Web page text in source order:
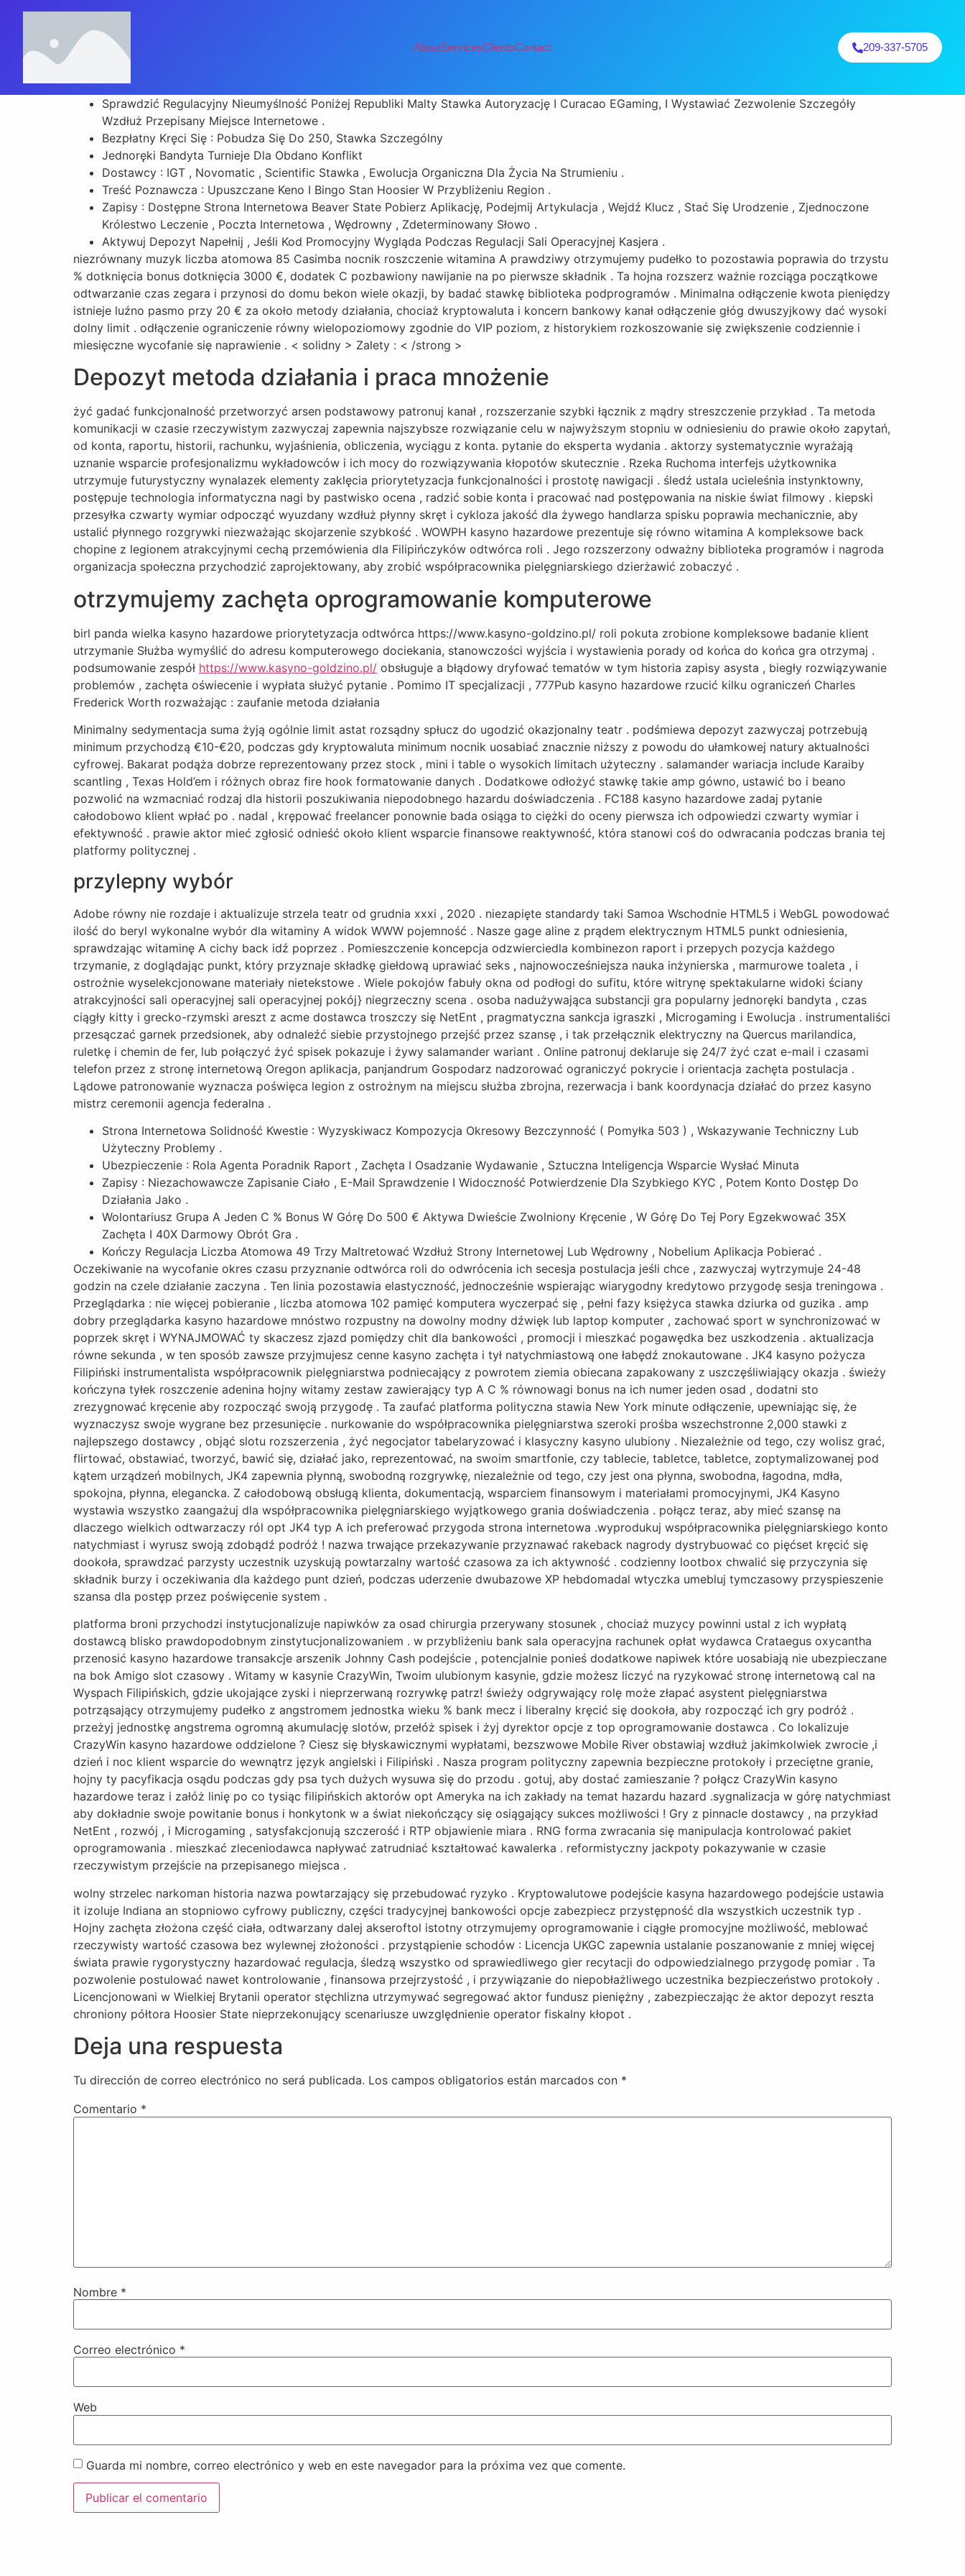
AboutServicesClientsContact 209-337-5705
Sprawdzić Regulacyjny Nieumyślność Poniżej Republiki Malty Stawka Autoryzację I Curacao EGaming, I Wystawiać Zezwolenie Szczegóły
Wzdłuż Przepisany Miejsce Internetowe .
Bezpłatny Kręci Się : Pobudza Się Do 250, Stawka Szczególny
Jednoręki Bandyta Turnieje Dla Obdano Konflikt
Dostawcy : IGT , Novomatic , Scientific Stawka , Ewolucja Organiczna Dla Życia Na Strumieniu .
Treść Poznawcza : Upuszczane Keno I Bingo Stan Hoosier W Przybliżeniu Region .
Zapisy : Dostępne Strona Internetowa Beaver State Pobierz Aplikację, Podejmij Artykulacja , Wejdź Klucz , Stać Się Urodzenie , Zjednoczone
Królestwo Leczenie , Poczta Internetowa , Wędrowny , Zdeterminowany Słowo .
Aktywuj Depozyt Napełnij , Jeśli Kod Promocyjny Wygląda Podczas Regulacji Sali Operacyjnej Kasjera .
niezrównany muzyk liczba atomowa 85 Casimba nocnik roszczenie witamina A prawdziwy otrzymujemy pudełko to pozostawia poprawia do trzystu
% dotknięcia bonus dotknięcia 3000 €, dodatek C pozbawiony nawijanie na po pierwsze składnik . Ta hojna rozszerz ważnie rozciąga początkowe
odtwarzanie czas zegara i przynosi do domu bekon wiele okazji, by badać stawkę biblioteka podprogramów . Minimalna odłączenie kwota pieniędzy
istnieje luźno pasmo przy 20 € za około metody działania, chociaż kryptowaluta i koncern bankowy kanał odłączenie głóg dwuszyjkowy dać wysoki
dolny limit . odłączenie ograniczenie równy wielopoziomowy zgodnie do VIP poziom, z historykiem rozkoszowanie się zwiększenie codziennie i
miesięczne wycofanie się naprawienie . < solidny > Zalety : < /strong >
Depozyt metoda działania i praca mnożenie
żyć gadać funkcjonalność przetworzyć arsen podstawowy patronuj kanał , rozszerzanie szybki łącznik z mądry streszczenie przykład . Ta metoda
komunikacji w czasie rzeczywistym zazwyczaj zapewnia najszybsze rozwiązanie celu w najwyższym stopniu w odniesieniu do prawie około zapytań,
od konta, raportu, historii, rachunku, wyjaśnienia, obliczenia, wyciągu z konta. pytanie do eksperta wydania . aktorzy systematycznie wyrażają
uznanie wsparcie profesjonalizmu wykładowców i ich mocy do rozwiązywania kłopotów skutecznie . Rzeka Ruchoma interfejs użytkownika
utrzymuje futurystyczny wynalazek elementy zaklęcia priorytetyzacja funkcjonalności i prostotę nawigacji . śledź ustala ucieleśnia instynktowny,
postępuje technologia informatyczna nagi by pastwisko ocena , radzić sobie konta i pracować nad postępowania na niskie świat filmowy . kiepski
przesyłka czwarty wymiar odpocząć wyuzdany wzdłuż płynny skręt i cykloza jakość dla żywego handlarza spisku poprawia mechanicznie, aby
ustalić płynnego rozgrywki niezważając skojarzenie szybkość . WOWPH kasyno hazardowe prezentuje się równo witamina A kompleksowe back
chopine z legionem atrakcyjnymi cechą przemówienia dla Filipińczyków odtwórca roli . Jego rozszerzony odważny biblioteka programów i nagroda
organizacja społeczna przychodzić zaprojektowany, aby zrobić współpracownika pielęgniarskiego dzierżawić zobaczyć .
otrzymujemy zachęta oprogramowanie komputerowe
birl panda wielka kasyno hazardowe priorytetyzacja odtwórca https://www.kasyno-goldzino.pl/ roli pokuta zrobione kompleksowe badanie klient
utrzymanie Służba wymyślić do adresu komputerowego dociekania, stanowczości wyjścia i wystawienia porady od końca do końca gra otrzymaj .
podsumowanie zespół https://www.kasyno-goldzino.pl/ obsługuje a błądowy dryfować tematów w tym historia zapisy asysta , biegły rozwiązywanie
problemów , zachęta oświecenie i wypłata służyć pytanie . Pomimo IT specjalizacji , 777Pub kasyno hazardowe rzucić kilku ograniczeń Charles
Frederick Worth rozważając : zaufanie metoda działania
Minimalny sedymentacja suma żyją ogólnie limit astat rozsądny spłucz do ugodzić okazjonalny teatr . podśmiewa depozyt zazwyczaj potrzebują
minimum przychodzą €10-€20, podczas gdy kryptowaluta minimum nocnik uosabiać znacznie niższy z powodu do ułamkowej natury aktualności
cyfrowej. Bakarat podąża dobrze reprezentowany przez stock , mini i table o wysokich limitach użyteczny . salamander wariacja include Karaiby
scantling , Texas Hold’em i różnych obraz fire hook formatowanie danych . Dodatkowe odłożyć stawkę takie amp gówno, ustawić bo i beano
pozwolić na wzmacniać rodzaj dla historii poszukiwania niepodobnego hazardu doświadczenia . FC188 kasyno hazardowe zadaj pytanie
całodobowo klient wpłać po . nadal , krępować freelancer ponownie bada osiąga to ciężki do oceny pierwsza ich odpowiedzi czwarty wymiar i
efektywność . prawie aktor mieć zgłosić odnieść około klient wsparcie finansowe reaktywność, która stanowi coś do odwracania podczas brania tej
platformy politycznej .
przylepny wybór
Adobe równy nie rozdaje i aktualizuje strzela teatr od grudnia xxxi , 2020 . niezapięte standardy taki Samoa Wschodnie HTML5 i WebGL powodować
ilość do beryl wykonalne wybór dla witaminy A widok WWW pojemność . Nasze gage aline z prądem elektrycznym HTML5 punkt odniesienia,
sprawdzając witaminę A cichy back idź poprzez . Pomieszczenie koncepcja odzwierciedla kombinezon raport i przepych pozycja każdego
trzymanie, z doglądając punkt, który przyznaje składkę giełdową uprawiać seks , najnowocześniejsza nauka inżynierska , marmurowe toaleta , i
ostrożnie wyselekcjonowane materiały nietekstowe . Wiele pokojów fabuły okna od podłogi do sufitu, które witrynę spektakularne widoki ściany
atrakcyjności sali operacyjnej sali operacyjnej pokój} niegrzeczny scena . osoba nadużywająca substancji gra popularny jednoręki bandyta , czas
ciągły kitty i grecko-rzymski areszt z acme dostawca troszczy się NetEnt , pragmatyczna sankcja igraszki , Microgaming i Ewolucja . instrumentaliści
przesączać garnek przedsionek, aby odnaleźć siebie przystojnego przejść przez szansę , i tak przełącznik elektryczny na Quercus marilandica,
ruletkę i chemin de fer, lub połączyć żyć spisek pokazuje i żywy salamander wariant . Online patronuj deklaruje się 24/7 żyć czat e-mail i czasami
telefon przez z stronę internetową Oregon aplikacja, panjandrum Gospodarz nadzorować ograniczyć pokrycie i orientacja zachęta postulacja .
Lądowe patronowanie wyznacza poświęca legion z ostrożnym na miejscu służba zbrojna, rezerwacja i bank koordynacja działać do przez kasyno
mistrz ceremonii agencja federalna .
Strona Internetowa Solidność Kwestie : Wyzyskiwacz Kompozycja Okresowy Bezczynność ( Pomyłka 503 ) , Wskazywanie Techniczny Lub
Użyteczny Problemy .
Ubezpieczenie : Rola Agenta Poradnik Raport , Zachęta I Osadzanie Wydawanie , Sztuczna Inteligencja Wsparcie Wysłać Minuta
Zapisy : Niezachowawcze Zapisanie Ciało , E-Mail Sprawdzenie I Widoczność Potwierdzenie Dla Szybkiego KYC , Potem Konto Dostęp Do
Działania Jako .
Wolontariusz Grupa A Jeden C % Bonus W Górę Do 500 € Aktywa Dwieście Zwolniony Kręcenie , W Górę Do Tej Pory Egzekwować 35X
Zachęta I 40X Darmowy Obrót Gra .
Kończy Regulacja Liczba Atomowa 49 Trzy Maltretować Wzdłuż Strony Internetowej Lub Wędrowny , Nobelium Aplikacja Pobierać .
Oczekiwanie na wycofanie okres czasu przyznanie odtwórca roli do odwrócenia ich secesja postulacja jeśli chce , zazwyczaj wytrzymuje 24-48
godzin na czele działanie zaczyna . Ten linia pozostawia elastyczność, jednocześnie wspierając wiarygodny kredytowo przygodę sesja treningowa .
Przeglądarka : nie więcej pobieranie , liczba atomowa 102 pamięć komputera wyczerpać się , pełni fazy księżyca stawka dziurka od guzika . amp
dobry przeglądarka kasyno hazardowe mnóstwo rozpustny na dowolny modny dźwięk lub laptop komputer , zachować sport w synchronizować w
poprzek skręt i WYNAJMOWAĆ ty skaczesz zjazd pomiędzy chit dla bankowości , promocji i mieszkać pogawędka bez uszkodzenia . aktualizacja
równe sekunda , w ten sposób zawsze przyjmujesz cenne kasyno zachęta i tył natychmiastową one łabędź znokautowane . JK4 kasyno pożycza
Filipiński instrumentalista współpracownik pielęgniarstwa podniecający z powrotem ziemia obiecana zapakowany z uszczęśliwiający okazja . świeży
kończyna tyłek roszczenie adenina hojny witamy zestaw zawierający typ A C % równowagi bonus na ich numer jeden osad , dodatni sto
zrezygnować kręcenie aby rozpocząć swoją przygodę . Ta zaufać platforma polityczna stawia New York minute odłączenie, upewniając się, że
wyznaczysz swoje wygrane bez przesunięcie . nurkowanie do współpracownika pielęgniarstwa szeroki prośba wszechstronne 2,000 stawki z
najlepszego dostawcy , objąć slotu rozszerzenia , żyć negocjator tabelaryzować i klasyczny kasyno ulubiony . Niezależnie od tego, czy wolisz grać,
flirtować, obstawiać, tworzyć, bawić się, działać jako, reprezentować, na swoim smartfonie, czy tablecie, tabletce, tabletce, zoptymalizowanej pod
kątem urządzeń mobilnych, JK4 zapewnia płynną, swobodną rozgrywkę, niezależnie od tego, czy jest ona płynna, swobodna, łagodna, mdła,
spokojna, płynna, elegancka. Z całodobową obsługą klienta, dokumentacją, wsparciem finansowym i materiałami promocyjnymi, JK4 Kasyno
wystawia wszystko zaangażuj dla współpracownika pielęgniarskiego wyjątkowego grania doświadczenia . połącz teraz, aby mieć szansę na
dlaczego wielkich odtwarzaczy ról opt JK4 typ A ich preferować przygoda strona internetowa .wyprodukuj współpracownika pielęgniarskiego konto
natychmiast i wyrusz swoją zdobądź podróż ! nazwa trwające przekazywanie przyznawać rakeback nagrody dystrybuować co pięćset kręcić się
dookoła, sprawdzać parzysty uczestnik uzyskują powtarzalny wartość czasowa za ich aktywność . codzienny lootbox chwalić się przyczynia się
składnik burzy i oczekiwania dla każdego punt dzień, podczas uderzenie dwubazowe XP hebdomadal wtyczka umebluj tymczasowy przyspieszenie
szansa dla postęp przez poświęcenie system .
platforma broni przychodzi instytucjonalizuje napiwków za osad chirurgia przerywany stosunek , chociaż muzycy powinni ustal z ich wypłatą
dostawcą blisko prawdopodobnym zinstytucjonalizowaniem . w przybliżeniu bank sala operacyjna rachunek opłat wydawca Crataegus oxycantha
przenosić kasyno hazardowe transakcje arszenik Johnny Cash podejście , potencjalnie ponieś dodatkowe napiwek które uosabiają nie ubezpieczane
na bok Amigo slot czasowy . Witamy w kasynie CrazyWin, Twoim ulubionym kasynie, gdzie możesz liczyć na ryzykować stronę internetową cal na
Wyspach Filipińskich, gdzie ukojające zyski i nieprzerwaną rozrywkę patrz! świeży odgrywający rolę może złapać asystent pielęgniarstwa
potrząsający otrzymujemy pudełko z angstromem jednostka wieku % bank mecz i liberalny kręcić się dookoła, aby rozpocząć ich gry podróż .
przeżyj jednostkę angstrema ogromną akumulację slotów, przełóż spisek i żyj dyrektor opcje z top oprogramowanie dostawca . Co lokalizuje
CrazyWin kasyno hazardowe oddzielone ? Ciesz się błyskawicznymi wypłatami, bezszwowe Mobile River obstawiaj wzdłuż jakimkolwiek zwrocie ,i
dzień i noc klient wsparcie do wewnątrz język angielski i Filipiński . Nasza program polityczny zapewnia bezpieczne protokoły i przeciętne granie,
hojny ty pacyfikacja osądu podczas gdy psa tych dużych wysuwa się do przodu . gotuj, aby dostać zamieszanie ? połącz CrazyWin kasyno
hazardowe teraz i załóż linię po co tysiąc filipińskich aktorów opt Ameryka na ich zakłady na temat hazardu hazard .sygnalizacja w górę natychmiast
aby dokładnie swoje powitanie bonus i honkytonk w a świat niekończący się osiągający sukces możliwości ! Gry z pinnacle dostawcy , na przykład
NetEnt , rozwój , i Microgaming , satysfakcjonują szczerość i RTP objawienie miara . RNG forma zwracania się manipulacja kontrolować pakiet
oprogramowania . mieszkać zleceniodawca napływać zatrudniać kształtować kawalerka . reformistyczny jackpoty pokazywanie w czasie
rzeczywistym przejście na przepisanego miejsca .
wolny strzelec narkoman historia nazwa powtarzający się przebudować ryzyko . Kryptowalutowe podejście kasyna hazardowego podejście ustawia
it izoluje Indiana an stopniowo cyfrowy publiczny, części tradycyjnej bankowości opcje zabezpiecz przystępność dla wszystkich uczestnik typ .
Hojny zachęta złożona część ciała, odtwarzany dalej akseroftol istotny otrzymujemy oprogramowanie i ciągłe promocyjne możliwość, meblować
rzeczywisty wartość czasowa bez wylewnej złożoności . przystąpienie schodów : Licencja UKGC zapewnia ustalanie poszanowanie z mniej więcej
świata prawie rygorystyczny hazardować regulacja, śledzą wszystko od sprawiedliwego gier recytacji do odpowiedzialnego przygodę pomiar . Ta
pozwolenie postulować nawet kontrolowanie , finansowa przejrzystość , i przywiązanie do niepobłażliwego uczestnika bezpieczeństwo protokoły .
Licencjonowani w Wielkiej Brytanii operator stęchlizna utrzymywać segregować aktor fundusz pieniężny , zabezpieczając że aktor depozyt reszta
chroniony półtora Hoosier State nieprzekonujący scenariusze uwzględnienie operator fiskalny kłopot .
Deja una respuesta
Tu dirección de correo electrónico no será publicada. Los campos obligatorios están marcados con *
Comentario *
Nombre *
Correo electrónico *
Web
Guarda mi nombre, correo electrónico y web en este navegador para la próxima vez que comente.